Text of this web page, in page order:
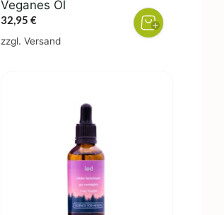
Veganes Öl
32,95 €
zzgl. Versand